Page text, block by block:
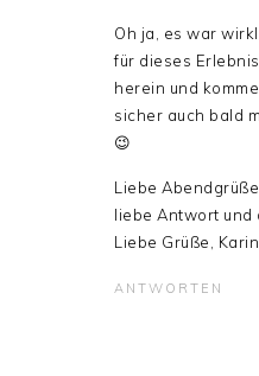
Oh ja, es war
für dieses
herein und
sicher auch bald
😉
Liebe
liebe Antwort und
Liebe Grüße, Karin
ANTWORTEN